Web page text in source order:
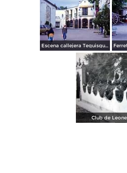
Escena callejera Tequisquiapan, Querétaro 1963.
Club de